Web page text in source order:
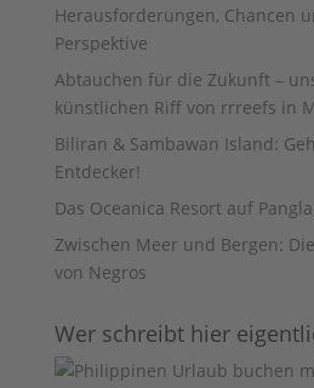
Herausforderungen, Chancen
Perspektive
Abtauchen für die Zukunft –
künstlichen Riff von rrreefs in
Biliran & Sambawan Island:
Entdecker!
Das Oceanica Resort auf
Zwischen Meer und Bergen:
von Negros
Wer schreibt hier